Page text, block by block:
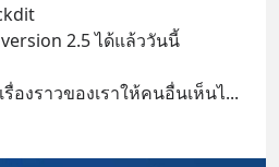
2.5 ได้แล้ววันนี้
องราวของเราให้คนอื่นเห็นไ...